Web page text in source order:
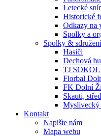
Letecké
Historické
Odkazy na
Spolky a
Spolky & sdružení
Hasiči
Dechová
TJ
Florbal
FK Dolní
Skauti,
Myslivecký
Kontakt
Napište nám
Mapa webu